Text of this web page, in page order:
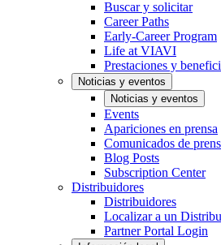
Buscar y solicitar
Career Paths
Early-Career Program
Life at VIAVI
Prestaciones y
Noticias y eventos
Noticias y eventos
Events
Apariciones en prensa
Comunicados de
Blog Posts
Subscription Center
Distribuidores
Distribuidores
Localizar a un
Partner Portal Login